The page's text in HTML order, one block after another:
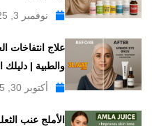
نوفمبر 3, 2025
علاج انتفاخات
والطبية | دليلك
أكتوبر 30, 2025
الأملج عنب